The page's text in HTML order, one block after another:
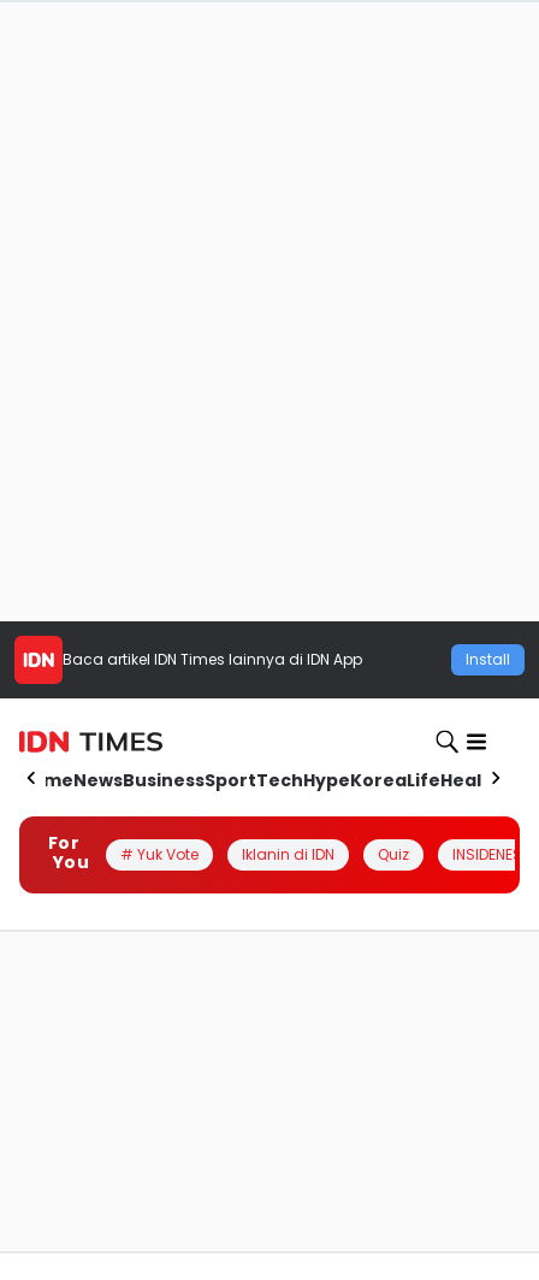
Baca artikel IDN Times lainnya di IDN App Install
HomeNewsBusinessSportTechHypeKoreaLifeHealth
For
You
# Yuk Vote Iklanin di IDN Quiz INSIDENESIA